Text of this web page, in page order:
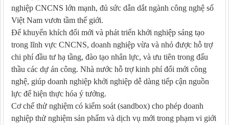
nghiệp CNCNS lớn mạnh, đủ sức dẫn dắt ngành công nghệ số
Việt Nam vươn tầm thế giới.
Để khuyến khích đổi mới và phát triển khởi nghiệp sáng tạo
trong lĩnh vực CNCNS, doanh nghiệp vừa và nhỏ được hỗ trợ
chi phí đầu tư hạ tầng, đào tạo nhân lực, và ưu tiên trong đấu
thầu các dự án công. Nhà nước hỗ trợ kinh phí đổi mới công
nghệ, giúp doanh nghiệp khởi nghiệp dễ dàng tiếp cận nguồn
lực để hiện thực hóa ý tưởng.
Cơ chế thử nghiệm có kiểm soát (sandbox) cho phép doanh
nghiệp thử nghiệm sản phẩm và dịch vụ mới trong phạm vi giới